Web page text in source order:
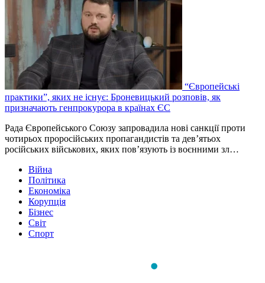
“Європейські
практики”, яких не існує: Броневицький розповів, як
призначають генпрокурора в країнах ЄС
Рада Європейського Союзу запровадила нові санкції проти
чотирьох проросійських пропагандистів та дев’ятьох
російських військових, яких пов’язують із воєнними зл…
Війна
Політика
Економіка
Корупція
Бізнес
Світ
Спорт